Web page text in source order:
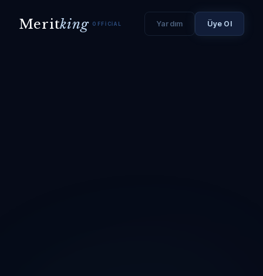
Meritking OFFICIAL Yardım Üye Ol